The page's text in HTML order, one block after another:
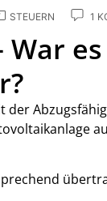
STEUERN 1
der